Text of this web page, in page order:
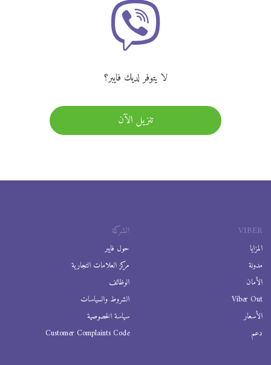
لا يتوفر لديك فايبر؟
تنزيل الآن
VIBER
المزايا
مدونة
الأمان
Viber Out
الأسعار
دعم
الشركة
حول فايبر
مركز العلامات التجارية
الوظائف
الشروط والسياسات
سياسة الخصوصية
Customer Complaints Code